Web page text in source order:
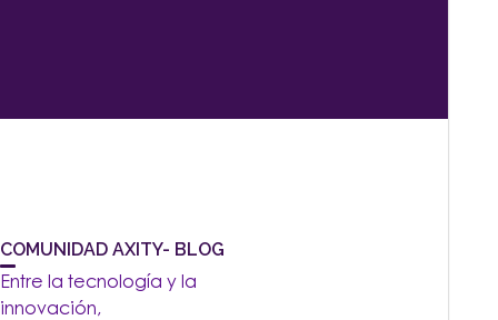
COMUNIDAD AXITY- BLOG
Entre la tecnología y la
innovación,